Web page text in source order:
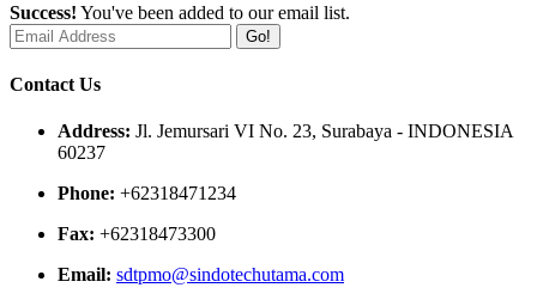
Success! You've been added to our email list.
Go!
Contact Us
Address: Jl. Jemursari VI No. 23, Surabaya - INDONESIA
60237
Phone: +62318471234
Fax: +62318473300
Email: sdtpmo@sindotechutama.com